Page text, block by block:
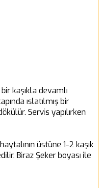
kaşıkla devamlı
ıslatılmış bir
Servis yapılırken
üstüne 1-2 kaşık
Biraz Şeker boyası ile